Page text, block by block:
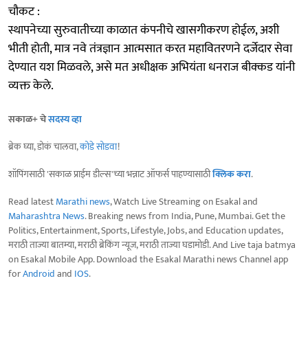
चौकट :
स्थापनेच्या सुरुवातीच्या काळात कंपनीचे खासगीकरण होईल, अशी
भीती होती, मात्र नवे तंत्रज्ञान आत्मसात करत महावितरणने दर्जेदार सेवा
देण्यात यश मिळवले, असे मत अधीक्षक अभियंता धनराज बीक्कड यांनी
व्यक्त केले.
सकाळ+ चेसदस्य व्हा
ब्रेक घ्या, डोकं चालवा,कोडे सोडवा!
शॉपिंगसाठी 'सकाळ प्राईम डील्स'च्या भन्नाट ऑफर्स पाहण्यासाठीक्लिक करा.
Read latestMarathi news, Watch Live Streaming on Esakal and
Maharashtra News. Breaking news from India, Pune, Mumbai. Get the
Politics, Entertainment, Sports, Lifestyle, Jobs, and Education updates,
मराठी ताज्या बातम्या, मराठी ब्रेकिंग न्यूज, मराठी ताज्या घडामोडी. And Live taja batmya
on Esakal Mobile App. Download the Esakal Marathi news Channel app
forAndroidand IOS.